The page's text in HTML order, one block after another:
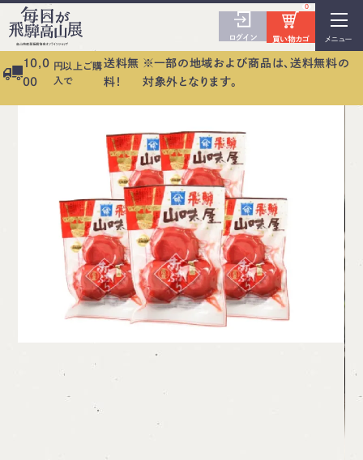
メニュー
ログイン 買い物カゴ
0
10,0
00
円以上ご購
入で
送料無
料！
※一部の地域および商品は、送料無料の
対象外となります。